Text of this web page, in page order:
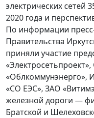
электрических сетей
2020 года и
По информации
Правительства
приняли участие
«Облкоммунэнерго»,
«СО ЕЭС», ЗАО
железной дороги —
Братской и